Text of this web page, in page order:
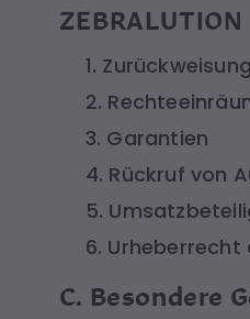
ZEBRALUTION
1.
2.
3. Garantien
4. Rückruf von
5.
6. Urheberrecht
C. Besondere